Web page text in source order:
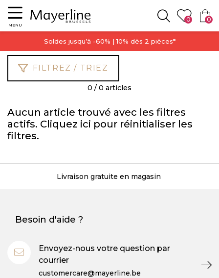
Menu
MENU Rechercher
0 0
Soldes jusqu’à -60% | 10% dès 2 pièces*
FILTREZ / TRIEZ
0 / 0 articles
Aucun article trouvé avec les filtres
actifs. Cliquez ici pour réinitialiser les
filtres.
Livraison gratuite en magasin
Besoin d'aide ?
Envoyez-nous votre question par
courrier
customercare@mayerline.be